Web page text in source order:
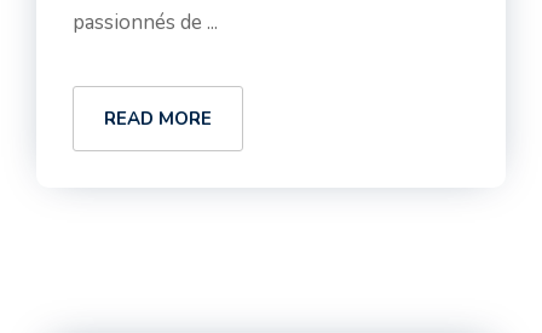
passionnés de ...
READ MORE